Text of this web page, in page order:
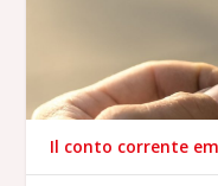
Il conto corrente